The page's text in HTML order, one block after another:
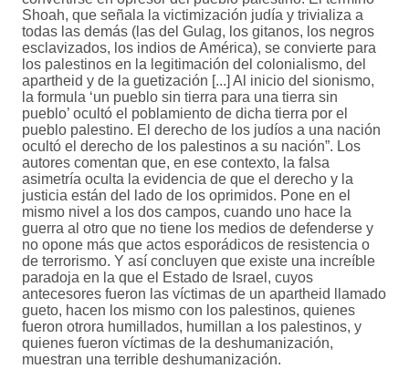
Shoah, que señala la victimización judía y trivializa a
todas las demás (las del Gulag, los gitanos, los negros
esclavizados, los indios de América), se convierte para
los palestinos en la legitimación del colonialismo, del
apartheid y de la guetización [...] Al inicio del sionismo,
la formula ‘un pueblo sin tierra para una tierra sin
pueblo’ ocultó el poblamiento de dicha tierra por el
pueblo palestino. El derecho de los judíos a una nación
ocultó el derecho de los palestinos a su nación”. Los
autores comentan que, en ese contexto, la falsa
asimetría oculta la evidencia de que el derecho y la
justicia están del lado de los oprimidos. Pone en el
mismo nivel a los dos campos, cuando uno hace la
guerra al otro que no tiene los medios de defenderse y
no opone más que actos esporádicos de resistencia o
de terrorismo. Y así concluyen que existe una increíble
paradoja en la que el Estado de Israel, cuyos
antecesores fueron las víctimas de un apartheid llamado
gueto, hacen los mismo con los palestinos, quienes
fueron otrora humillados, humillan a los palestinos, y
quienes fueron víctimas de la deshumanización,
muestran una terrible deshumanización.